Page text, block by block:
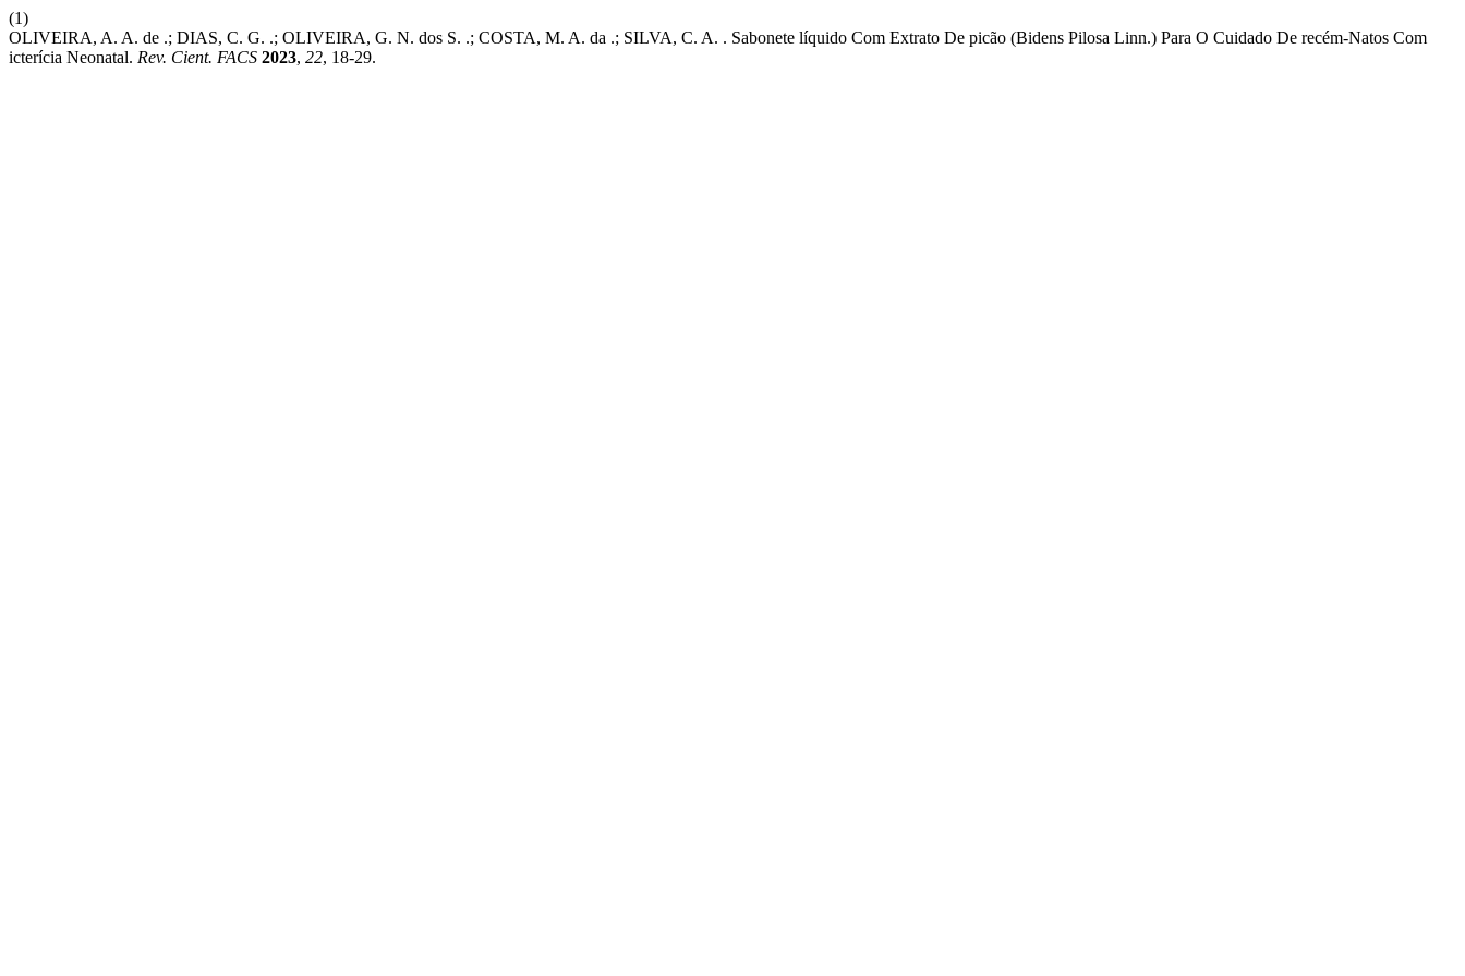
(1)
OLIVEIRA, A. A. de .; DIAS, C. G. .; OLIVEIRA, G. N. dos S. .; COSTA, M. A. da .; SILVA, C. A. . Sabonete líquido Com Extrato De picão (Bidens Pilosa Linn.) Para O Cuidado De recém-Natos Com
icterícia Neonatal. Rev. Cient. FACS 2023, 22, 18-29.